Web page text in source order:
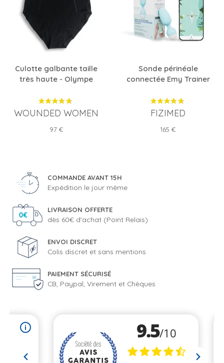
Culotte galbante taille
très haute - Olympe
WOUNDED WOMEN
Prix
97 €
Sonde périnéale
connectée Emy Trainer
FIZIMED
Prix
165 €
COMMANDE AVANT 15H
Expédition le jour même
LIVRAISON OFFERTE
dès 60€ d'achat (Point Relais)
ENVOI DISCRET
Colis discret et sans mentions
PAIEMENT SÉCURISÉ
CB, Paypal, Virement et Chèques